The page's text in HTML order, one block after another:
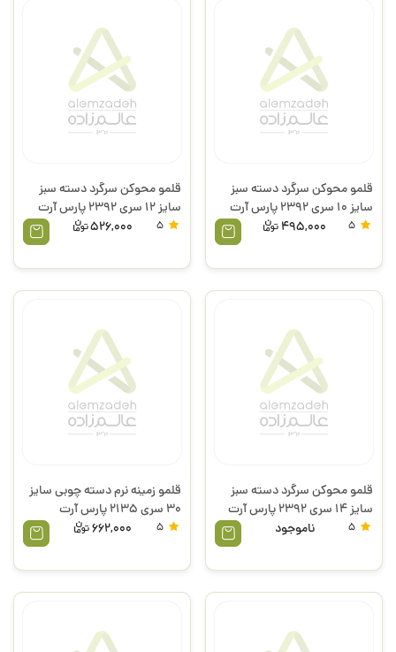
قلمو محوکن سرگرد دسته سبز
سایز 10 سری 2392 پارس آرت
495,000
قلمو محوکن سرگرد دسته سبز
سایز 12 سری 2392 پارس آرت
526,000
قلمو محوکن سرگرد دسته سبز
سایز 14 سری 2392 پارس آرت
ناموجود
قلمو زمینه نرم دسته چوبی سایز
30 سری 2135 پارس آرت
662,000